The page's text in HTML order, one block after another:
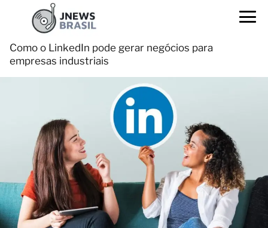
Como o LinkedIn pode gerar negócios para
empresas industriais